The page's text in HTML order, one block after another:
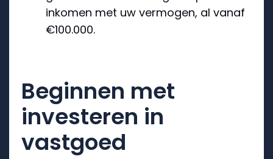
inkomen met uw vermogen, al vanaf
€100.000.
Beginnen met
investeren in
vastgoed